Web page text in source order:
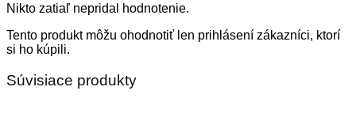
Nikto zatiaľ nepridal hodnotenie.
Tento produkt môžu ohodnotiť len prihlásení zákazníci, ktorí
si ho kúpili.
Súvisiace produkty